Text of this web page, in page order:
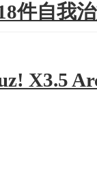
件自我
X3.5